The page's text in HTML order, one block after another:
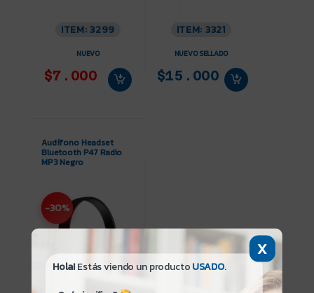
ITEM: 3299
NUEVO
$7.000
ITEM: 3321
NUEVO SELLADO
$15.000
Audífono Headset
Bluetooth P47 Radio
MP3 Negro
-30%
X
Hola!Estás viendo un productoUSADO.